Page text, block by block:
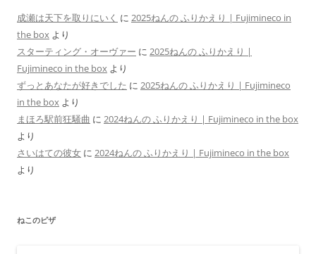
成瀬は天下を取りにいく に 2025ねんの ふりかえり | Fujimineco in
the box より
スターティング・オーヴァー に 2025ねんの ふりかえり |
Fujimineco in the box より
ずっとあなたが好きでした に 2025ねんの ふりかえり | Fujimineco
in the box より
まほろ駅前狂騒曲 に 2024ねんの ふりかえり | Fujimineco in the box
より
さいはての彼女 に 2024ねんの ふりかえり | Fujimineco in the box
より
ねこのピザ